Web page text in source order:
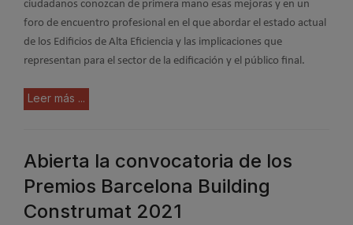
ciudadanos conozcan de primera mano esas mejoras y en un
foro de encuentro profesional en el que abordar el estado actual
de los Edificios de Alta Eficiencia y las implicaciones que
representan para el sector de la edificación y el público final.
Leer más ...
Abierta la convocatoria de los
Premios Barcelona Building
Construmat 2021